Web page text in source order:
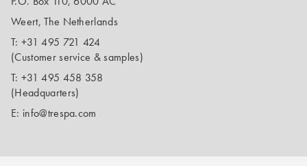
Weert, The Netherlands
T: +31 495 721 424
(Customer service & samples)
T: +31 495 458 358
(Headquarters)
E: info@trespa.com